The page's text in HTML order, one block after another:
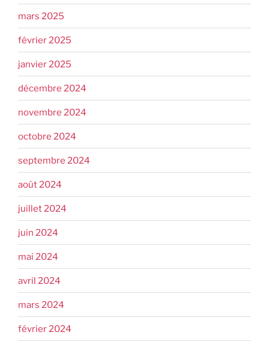
mars 2025
février 2025
janvier 2025
décembre 2024
novembre 2024
octobre 2024
septembre 2024
août 2024
juillet 2024
juin 2024
mai 2024
avril 2024
mars 2024
février 2024